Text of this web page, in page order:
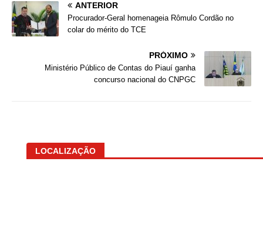
ANTERIOR
Procurador-Geral homenageia Rômulo Cordão no
colar do mérito do TCE
PRÓXIMO
Ministério Público de Contas do Piauí ganha
concurso nacional do CNPGC
LOCALIZAÇÃO